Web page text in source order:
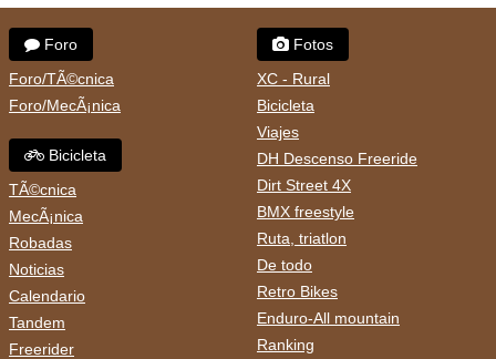
Foro
Foro/TÃ©cnica
Foro/MecÃ¡nica
Bicicleta
TÃ©cnica
MecÃ¡nica
Robadas
Noticias
Calendario
Tandem
Freerider
Fotos
XC - Rural
Bicicleta
Viajes
DH Descenso Freeride
Dirt Street 4X
BMX freestyle
Ruta, triatlon
De todo
Retro Bikes
Enduro-All mountain
Ranking